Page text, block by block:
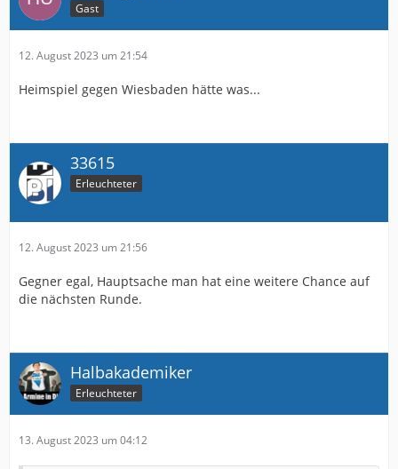
Gast
12. August 2023 um 21:54
Heimspiel gegen Wiesbaden hätte was...
33615
Erleuchteter
12. August 2023 um 21:56
Gegner egal, Hauptsache man hat eine weitere Chance auf
die nächsten Runde.
Halbakademiker
Erleuchteter
13. August 2023 um 04:12